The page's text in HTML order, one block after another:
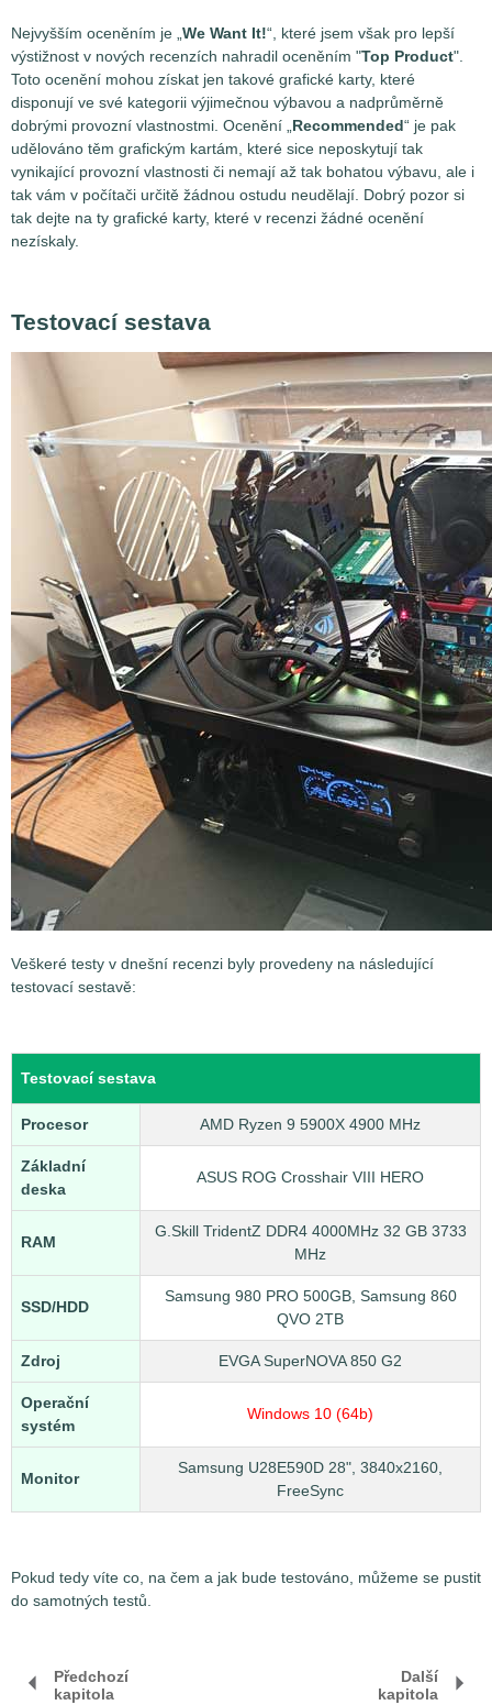
Nejvyšším oceněním je „ We Want It!“, které jsem však pro lepší
výstižnost v nových recenzích nahradil oceněním "Top Product".
Toto ocenění mohou získat jen takové grafické karty, které
disponují ve své kategorii výjimečnou výbavou a nadprůměrně
dobrými provozní vlastnostmi. Ocenění „ Recommended“ je pak
udělováno těm grafickým kartám, které sice neposkytují tak
vynikající provozní vlastnosti či nemají až tak bohatou výbavu, ale i
tak vám v počítači určitě žádnou ostudu neudělají. Dobrý pozor si
tak dejte na ty grafické karty, které v recenzi žádné ocenění
nezískaly.
Testovací sestava
Veškeré testy v dnešní recenzi byly provedeny na následující
testovací sestavě:
Testovací sestava
Procesor AMD Ryzen 9 5900X 4900 MHz
Základní
deska
ASUS ROG Crosshair VIII HERO
RAM
G.Skill TridentZ DDR4 4000MHz 32 GB 3733
MHz
SSD/HDD
Samsung 980 PRO 500GB, Samsung 860
QVO 2TB
Zdroj EVGA SuperNOVA 850 G2
Operační
systém
Windows 10 (64b)
Monitor
Samsung U28E590D 28", 3840x2160,
FreeSync
Pokud tedy víte co, na čem a jak bude testováno, můžeme se pustit
do samotných testů.
Předchozí
kapitola
Další
kapitola